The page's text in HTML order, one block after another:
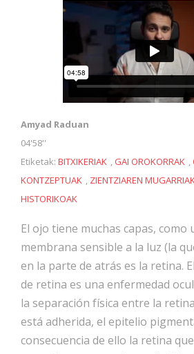
Amyad Raduan
04'58''
Etiketak: BITXIKERIAK , GAI OROKORRAK ,
KONTZEPTUAK , ZIENTZIAREN
HISTORIKOAK
El ojo tiene muchas capas, como
membrana sensible a la luz (la
en la parte de atrás es la retina.
de retina es una enfermedad
la separación física entre la
está adherida, el epitelio
consecuencia de ello la retina